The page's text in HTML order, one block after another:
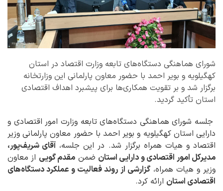
شورای هماهنگی دستگاه‌های تابعه وزارت اقتصاد در استان
کهگیلویه و بویر احمد با حضور معاون پارلمانی این وزارتخانه
برگزار شد و بر تقویت همکاری‌ها برای پیشبرد اهداف اقتصادی
استان تأکید گردید.
جلسه شورای هماهنگی دستگاه‌های تابعه وزارت امور اقتصادی و
دارایی استان کهگیلویه و بویر احمد با حضور معاون پارلمانی وزیر
اقتصاد و هیات همراه برگزار شد. در این جلسه، آقای شریف‌پور،
مدیرکل امور اقتصادی و دارایی استان ضمن مقدم گویی از معاون
وزیر و هیات همراه،گزارشی از روند فعالیت و عملکرد دستگاه‌های
اقتصادی استان ارائه کرد.